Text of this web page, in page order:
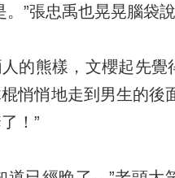
。”張忠禹也晃晃腦袋
的熊樣，文櫻起先
悄悄地走到男生的後
！”